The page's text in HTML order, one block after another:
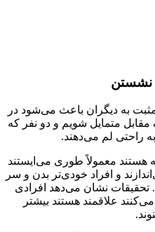
نشستن
به دیگران باعث می‌شود در
متمایل شویم و دو نفر که
راحتی لم می‌دهند.
هستند معمولاً طوری می‌ایستند
و افراد خودی‌تر بدن و سر
تحقیقات نشان می‌دهد افرادی
علاقمند هستند بیشتر